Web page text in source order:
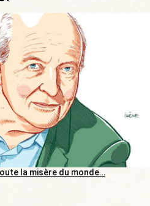
la misère du monde…